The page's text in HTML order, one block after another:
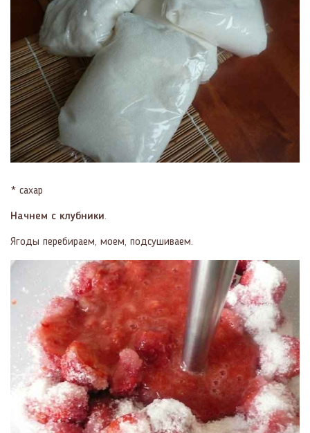
* сахар
Начнем с клубники.
Ягоды перебираем, моем, подсушиваем.